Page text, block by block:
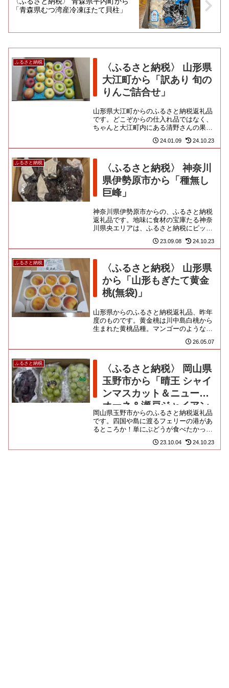
「青森県むつ湾産冷凍ほたて貝柱」
ふるさと納税
〈ふるさと納税〉 山形県
大江町から「訳あり 旬の
りんご詰合せ」
山形県大江町からのふるさと納税返礼品
です。どこぞからの仕入れ品ではなく、
ちゃんと大江町内にある清野さんの果樹
園から送ってくれますよ。この時期、り
んごの返礼品は数多見つかるの...
24.01.09 24.10.23
ふるさと納税
〈ふるさと納税〉 神奈川
県伊勢原市から「種無し
巨峰」
神奈川県伊勢原市からの、ふるさと納税
返礼品です。地味に食材の宝庫たる神奈
川県央エリアは、ふるさと納税にピッタ
リ。ただ、ショッキングなことに、質の
高い農産物を送ってくれていた...
23.09.08 24.10.23
ふるさと納税
〈ふるさと納税〉 山形県
から「山形もぎたて黄金
桃(無袋)」
山形県からのふるさと納税返礼品、昨年
度のものです。黄金桃は川中島白桃から
生まれた黄桃品種。マンゴーのような濃
厚な甘みと香りが特徴なんだってさ。今
回は天童市「やまがた直送市場... 26.05.07
ふるさと納税
〈ふるさと納税〉 岡山県
玉野市から「晴王 シャイ
ンマスカット＆ニューピ
オーネ＆瀬戸ジャイアン
ツ」
岡山県玉野市からのふるさと納税返礼品
です。四国や島に渡るフェリーの港があ
るところか！単にぶどうが食べたかった
ンマスカット、瀬戸ジャイアン...
23.10.04 24.10.23